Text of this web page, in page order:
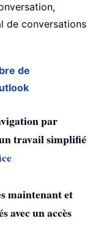
de conversations
de
par
travail simplifié
maintenant et
avec un accès